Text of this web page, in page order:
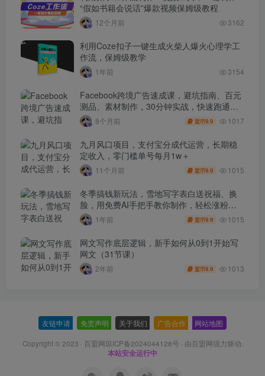
“假如书籍会说话”爆款视频保姆级教程
12个月前 3162
利用Coze扣子一键生成火柴人爆火心理学工
作流，保姆级教学
1年前 3154
Facebook跨境广告速成课，避坑指南、百元
测品、素材制作，30分钟实战，快速跑通首
单出单8个月前 盟币9.9 1017
九月风口项目，支付宝分成代运营，长期稳
定收入，零门槛单号每月1w＋
11个月前 盟币9.9 1015
冬季搞钱新玩法，雪地写字表白送祝福、换
脸，用免费AI手把手教你制作，轻松涨粉
3.5w，接单到手软
1年前 盟币9.9 1015
网文写作底层逻辑，新手如何从0到1开始写
网文（31节课）
2年前 盟币9.9 1013
友链申请 免责声明 关于我们 广告合作 网站地图
Copyright © 2023 · 百盟网琼ICP备2024044128号 · 由百盟网强力驱动.
本站安全运行中